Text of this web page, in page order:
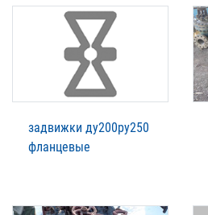
задвижки ду200ру250
фланцевые